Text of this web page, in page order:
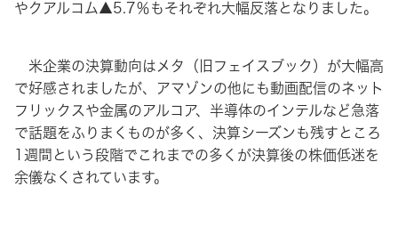
やクアルコム▲5.7％もそれぞれ大幅反落となりました。
米企業の決算動向はメタ（旧フェイスブック）が大幅高
で好感されましたが、アマゾンの他にも動画配信のネット
フリックスや金属のアルコア、半導体のインテルなど急落
で話題をふりまくものが多く、決算シーズンも残すところ
1週間という段階でこれまでの多くが決算後の株価低迷を
余儀なくされています。